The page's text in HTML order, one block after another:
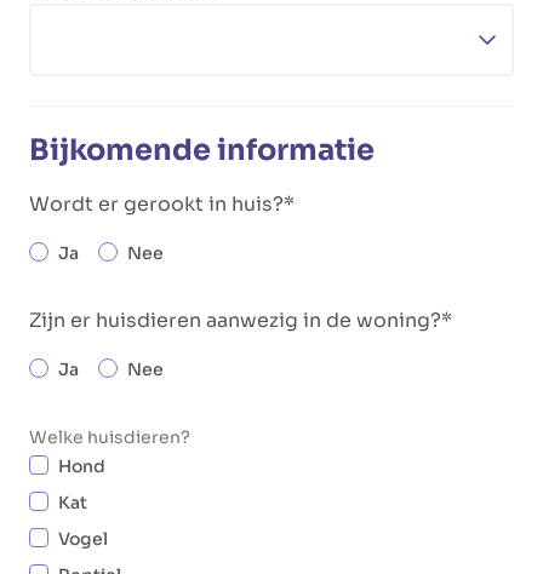
Bijkomende informatie
Wordt er gerookt in huis?
Ja Nee
Zijn er huisdieren aanwezig in de woning?
Ja Nee
Welke huisdieren?
Hond
Kat
Vogel